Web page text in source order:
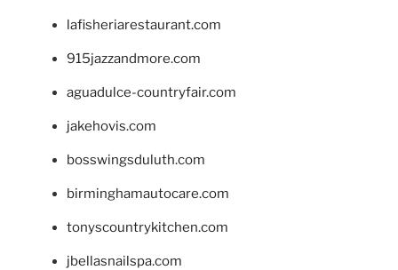
lafisheriarestaurant.com
915jazzandmore.com
aguadulce-countryfair.com
jakehovis.com
bosswingsduluth.com
birminghamautocare.com
tonyscountrykitchen.com
jbellasnailspa.com